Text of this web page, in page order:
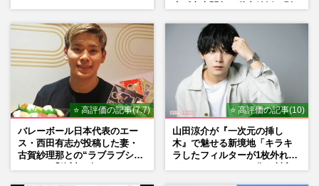
⭐ 高評価の記事(7.7)
バレーボール日本代表のエー
ス・西田有志が投稿した妻・
古賀紗理那との“ラブラブショ
⭐ 高評価の記事(10)
山田涼介が『一次元の挿し
木』で魅せる新境地「キラキ
ラしたフィルターが1枚外れて